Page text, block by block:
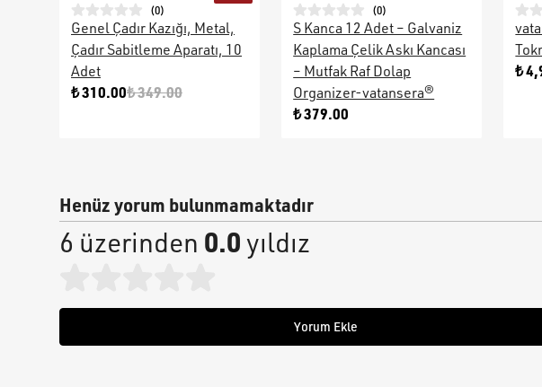
(0)
Genel Çadır Kazığı, Metal,
Çadır Sabitleme Aparatı, 10
Adet
₺ 310.00₺ 349.00
(0)
S Kanca 12 Adet – Galvaniz
Kaplama Çelik Askı Kancası
– Mutfak Raf Dolap
Organizer-vatansera®
₺ 379.00
₺
Henüz yorum bulunmamaktadır
6 üzerinden 0.0yıldız
Yorum Ekle